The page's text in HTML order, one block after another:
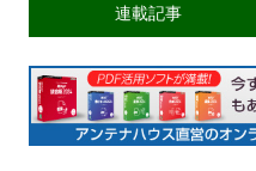
連載記事